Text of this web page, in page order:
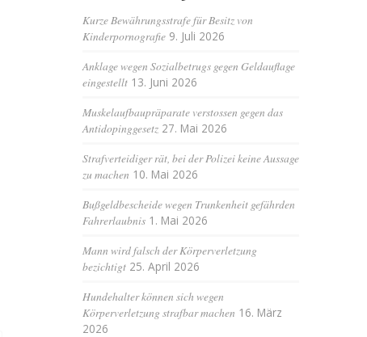
Kurze Bewährungsstrafe für Besitz von
Kinderpornografie 9. Juli 2026
Anklage wegen Sozialbetrugs gegen Geldauflage
eingestellt 13. Juni 2026
Muskelaufbaupräparate verstossen gegen das
Antidopinggesetz 27. Mai 2026
Strafverteidiger rät, bei der Polizei keine Aussage
zu machen 10. Mai 2026
Bußgeldbescheide wegen Trunkenheit gefährden
Fahrerlaubnis 1. Mai 2026
Mann wird falsch der Körperverletzung
bezichtigt 25. April 2026
Hundehalter können sich wegen
Körperverletzung strafbar machen 16. März
2026